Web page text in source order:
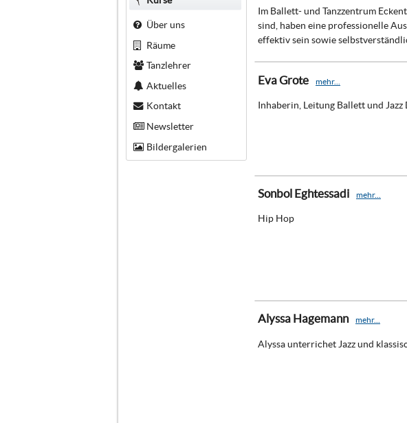
Über uns
Räume
Tanzlehrer
Aktuelles
Kontakt
Newsletter
Bildergalerien
Im Ballett- und Tanzzentrum
sind, haben eine professionelle
effektiv sein sowie
Eva Grote mehr...
Inhaberin, Leitung Ballett und Jazz
Sonbol Eghtessadi mehr...
Hip Hop
Alyssa Hagemann mehr...
Alyssa unterrichet Jazz und